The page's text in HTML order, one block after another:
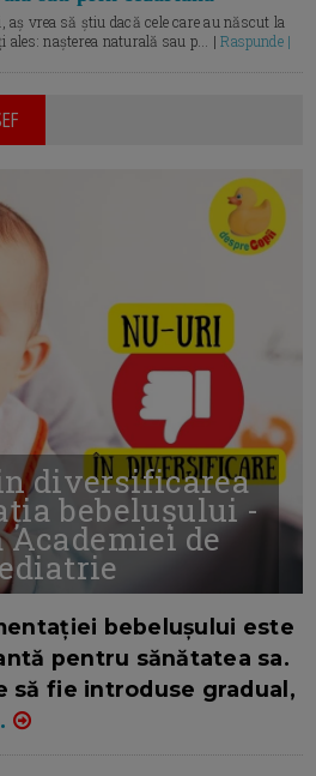
aș vrea să știu dacă cele care au născut la
ales: nașterea naturală sau p... |Raspunde |
diversificarea
bebelușului -
de
bebelușului este
pentru sănătatea sa.
să fie introduse gradual,